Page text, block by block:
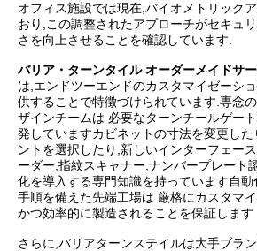
オフィス施設では現在,バイオメトリック
おり,この調整されたアプローチがセキュ
さを向上させることを確認しています.
バリア・ターンタイル オーダーメイドサ
は,エンドツーエンドのカスタマイゼーシ
供することで特徴づけられています.専念
ザインチームは 必要なターンチールゲー
発していますカビネットの寸法を変更し
ントを選択したり,新しいインターフェー
ーダー,指紋スキャナー,ナンバープレート
化を導入する専門知識を持っています自
手順を備えた先端工場は 厳格にカスタマ
かつ効率的に製造されることを保証します
さらに,バリアターンステイルは大手ブラ